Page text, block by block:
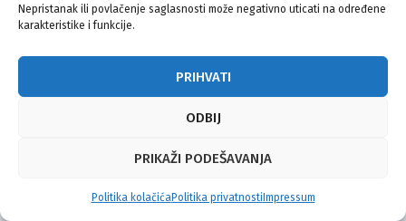
Nepristanak ili povlačenje saglasnosti može negativno uticati na određene
karakteristike i funkcije.
PRIHVATI
ODBIJ
PRIKAŽI PODEŠAVANJA
Politika kolačićaPolitika privatnosti Impressum
Ogoljela stvarnost bez rekvizita: Sjajni Emir
08.05.2025.